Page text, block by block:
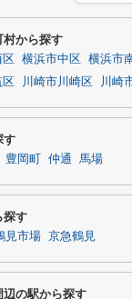
村から探す
横浜市中区 横浜市
川崎市川崎区 川崎
す
豊岡町 仲通 馬場
探す
見市場 京急鶴見
辺の駅から探す